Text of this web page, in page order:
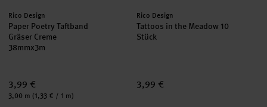
Hersteller:
Rico Design
Paper Poetry Taftband
Gräser Creme
38mmx3m
3,99 €
Inhalt:
3,00 m (1,33 € / 1 m)
Hersteller:
Rico Design
Tattoos in the Meadow 10
Stück
3,99 €